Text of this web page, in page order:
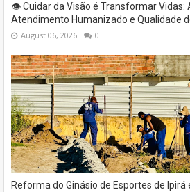
👁️ Cuidar da Visão é Transformar Vidas:
Atendimento Humanizado e Qualidade
August 06, 2026 0
Reforma do Ginásio de Esportes de Ipirá